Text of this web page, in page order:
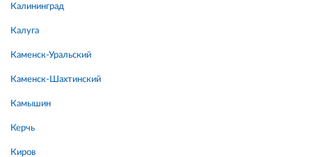
Калининград
Калуга
Каменск-Уральский
Каменск-Шахтинский
Камышин
Керчь
Киров